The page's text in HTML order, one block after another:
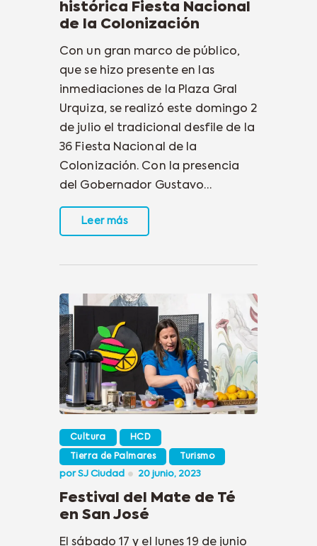
histórica Fiesta Nacional
de la Colonización
Con un gran marco de público,
que se hizo presente en las
inmediaciones de la Plaza Gral
Urquiza, se realizó este domingo 2
de julio el tradicional desfile de la
36 Fiesta Nacional de la
Colonización. Con la presencia
del Gobernador Gustavo…
Leer más
Cultura HCD
Tierra de Palmares Turismo
porSJ Ciudad 20 junio, 2023
Festival del Mate de Té
en San José
El sábado 17 y el lunes 19 de junio